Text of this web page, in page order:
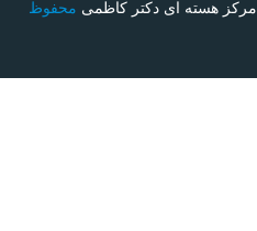
مرکز هسته ای دکتر کاظمی محفوظ